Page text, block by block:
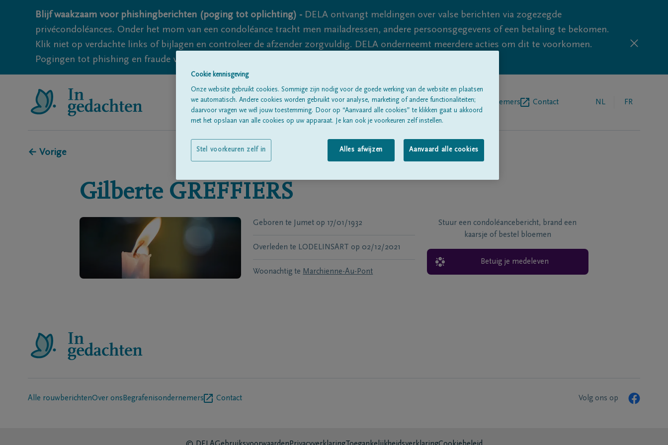
Blijf waakzaam voor phishingberichten (poging tot oplichting) - DELA ontvangt meldingen over valse berichten via zogezegde
privécondoléances. Onder het mom van een condoléance tracht men mailadressen, andere persoonsgegevens of een betaling te bekomen.
Klik niet op verdachte links of bijlagen en controleer de afzender zorgvuldig. DELA onderneemt meerdere acties om dit te voorkomen.
Pogingen tot phishing en fraude vallen echter nooit volledig uit te sluiten, dus blijf waakzaam.
Alle rouwberichten Over onsBegrafenisondernemers Contact NL FR
← Vorige
Gilberte GREFFIERS
Geboren te Jumet op 17/01/1932
Overleden te LODELINSART op 02/12/2021
Woonachtig te Marchienne-Au-Pont
Stuur een condoléancebericht, brand een
kaarsje of bestel bloemen
Betuig je medeleven
Alle rouwberichtenOver ons Begrafenisondernemers Contact Volg ons op
Cookie kennisgeving
Onze website gebruikt cookies. Sommige zijn nodig voor de goede werking van de website en plaatsen
we automatisch. Andere cookies worden gebruikt voor analyse, marketing of andere functionaliteiten;
daarvoor vragen we wél jouw toestemming. Door op “Aanvaard alle cookies” te klikken gaat u akkoord
met het opslaan van alle cookies op uw apparaat. Je kan ook je voorkeuren zelf instellen.
Alles afwijzen Aanvaard alle cookies
Stel voorkeuren zelf in